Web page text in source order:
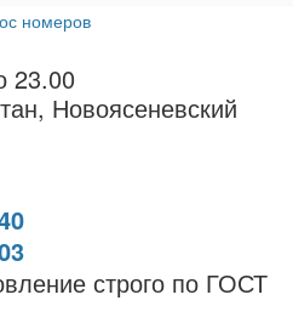
23.00
Новоясеневский
строго по ГОСТ